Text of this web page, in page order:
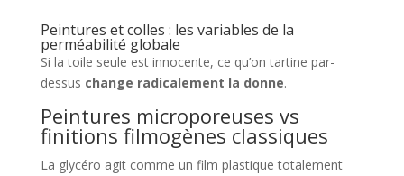
Peintures et colles : les variables de la
perméabilité globale
Si la toile seule est innocente, ce qu’on tartine par-
dessus change radicalement la donne.
Peintures microporeuses vs
finitions filmogènes classiques
La glycéro agit comme un film plastique totalement